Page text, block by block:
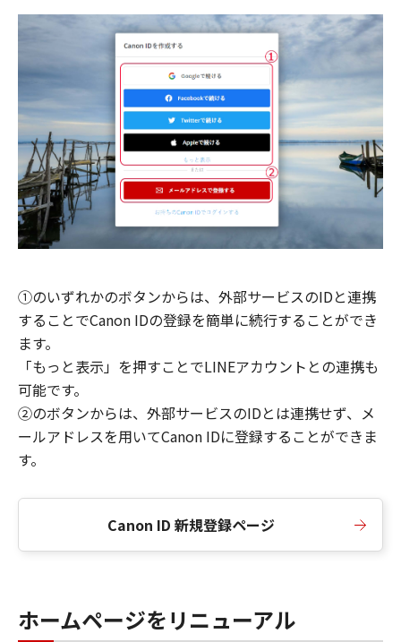
①のいずれかのボタンからは、外部サービスのIDと連携
することでCanon IDの登録を簡単に続行することができ
ます。
「もっと表示」を押すことでLINEアカウントとの連携も
可能です。
②のボタンからは、外部サービスのIDとは連携せず、メ
ールアドレスを用いてCanon IDに登録することができま
す。
Canon ID 新規登録ページ
ホームページをリニューアル